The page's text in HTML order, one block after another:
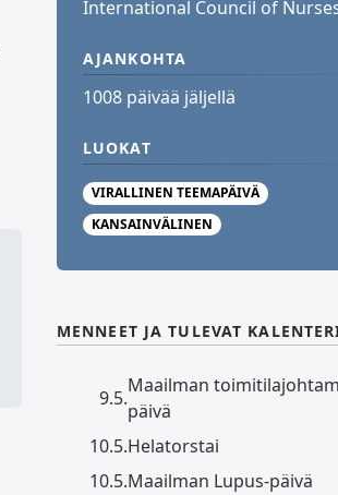
International Council of
AJANKOHTA
1008 päivää jäljellä
LUOKAT
VIRALLINEN TEEMAPÄIVÄ
KANSAINVÄLINEN
MENNEET JA TULEVAT
9.5.
Maailman
päivä
10.5.Helatorstai
10.5.Maailman Lupus-päivä